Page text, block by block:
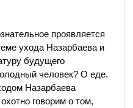
проявляется
ухода Назарбаева и
будущего
человек? О еде.
Назарбаева
говорим о том,